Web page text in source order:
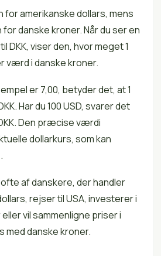
for amerikanske dollars, mens
for danske kroner. Når du ser en
DKK, viser den, hvor meget 1
værd i danske kroner.
er 7,00, betyder det, at 1
Har du 100 USD, svarer det
Den præcise værdi
dollarkurs, som kan
ofte af danskere, der handler
rejser til USA, investerer i
vil sammenligne priser i
med danske kroner.